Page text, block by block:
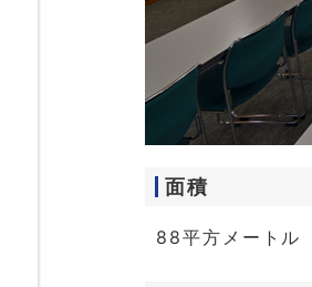
面積
88平方メートル